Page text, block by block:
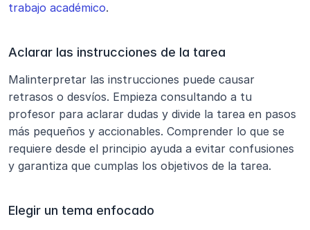
trabajo académico.
Aclarar las instrucciones de la tarea
Malinterpretar las instrucciones puede causar
retrasos o desvíos. Empieza consultando a tu
profesor para aclarar dudas y divide la tarea en pasos
más pequeños y accionables. Comprender lo que se
requiere desde el principio ayuda a evitar confusiones
y garantiza que cumplas los objetivos de la tarea.
Elegir un tema enfocado